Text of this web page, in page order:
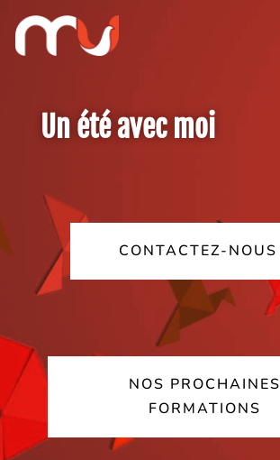
Un été avec moi
CONTACTEZ-NOUS
NOS PROCHAINES
FORMATIONS